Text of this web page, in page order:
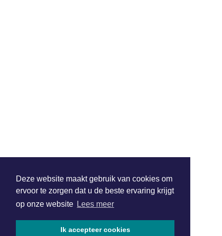
Deze website maakt gebruik van cookies om
ervoor te zorgen dat u de beste ervaring krijgt
op onze website Lees meer
Ik accepteer cookies